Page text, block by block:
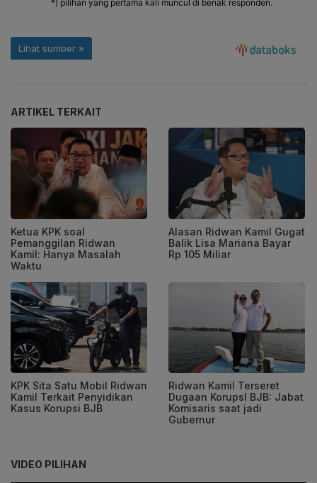
ARTIKEL TERKAIT
Ketua KPK soal
Pemanggilan Ridwan
Kamil: Hanya Masalah
Waktu
Alasan Ridwan Kamil Gugat
Balik Lisa Mariana Bayar
Rp 105 Miliar
KPK Sita Satu Mobil Ridwan
Kamil Terkait Penyidikan
Kasus Korupsi BJB
Ridwan Kamil Terseret
Dugaan KorupsI BJB: Jabat
Komisaris saat jadi
Gubernur
VIDEO PILIHAN